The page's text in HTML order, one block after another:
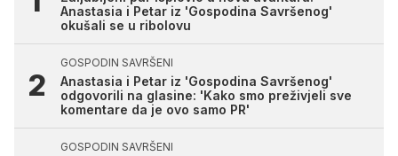
Anastasia i Petar iz 'Gospodina Savršenog'
okušali se u ribolovu
GOSPODIN SAVRŠENI
Anastasia i Petar iz 'Gospodina Savršenog'
odgovorili na glasine: 'Kako smo preživjeli sve
komentare da je ovo samo PR'
GOSPODIN SAVRŠENI